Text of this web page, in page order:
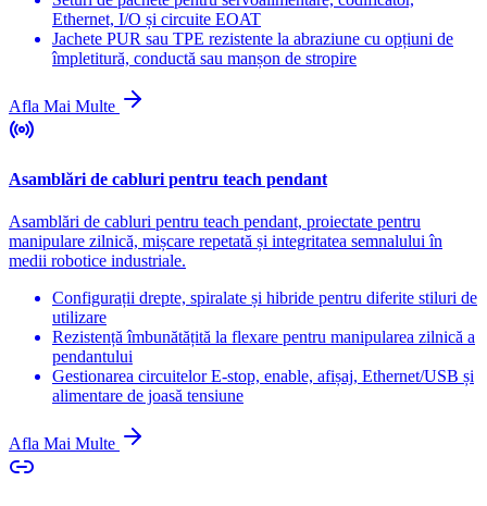
Ethernet, I/O și circuite EOAT
Jachete PUR sau TPE rezistente la abraziune cu opțiuni de
împletitură, conductă sau manșon de stropire
Afla Mai Multe
Asamblări de cabluri pentru teach pendant
Asamblări de cabluri pentru teach pendant, proiectate pentru
manipulare zilnică, mișcare repetată și integritatea semnalului în
medii robotice industriale.
Configurații drepte, spiralate și hibride pentru diferite stiluri de
utilizare
Rezistență îmbunătățită la flexare pentru manipularea zilnică a
pendantului
Gestionarea circuitelor E-stop, enable, afișaj, Ethernet/USB și
alimentare de joasă tensiune
Afla Mai Multe